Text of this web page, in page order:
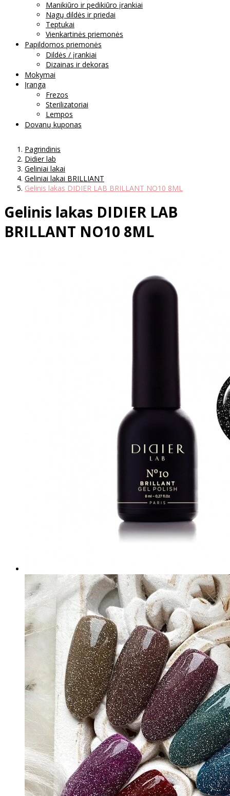
Manikiūro ir pedikiūro įrankiai
Nagų dildės ir priedai
Teptukai
Vienkartinės priemonės
Papildomos priemonės
Dildės / įrankiai
Dizainas ir dekoras
Mokymai
Įranga
Frezos
Sterilizatoriai
Lempos
Dovanų kuponas
Pagrindinis
Didier lab
Geliniai lakai
Geliniai lakai BRILLIANT
Gelinis lakas DIDIER LAB BRILLANT NO10 8ML
Gelinis lakas DIDIER LAB
BRILLANT NO10 8ML